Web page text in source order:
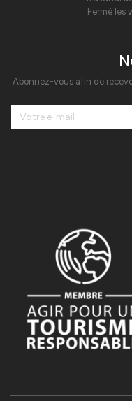
Fermé les
Abonnez-vous afin de